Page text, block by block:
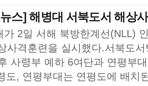
스] 해병대 서북도서 해상
가 2일 서해 북방한계선(NLL)
사격훈련을 실시했다.서북도
사령부 예하 6여단과 연평부
도, 연평부대는 연평도에 배치